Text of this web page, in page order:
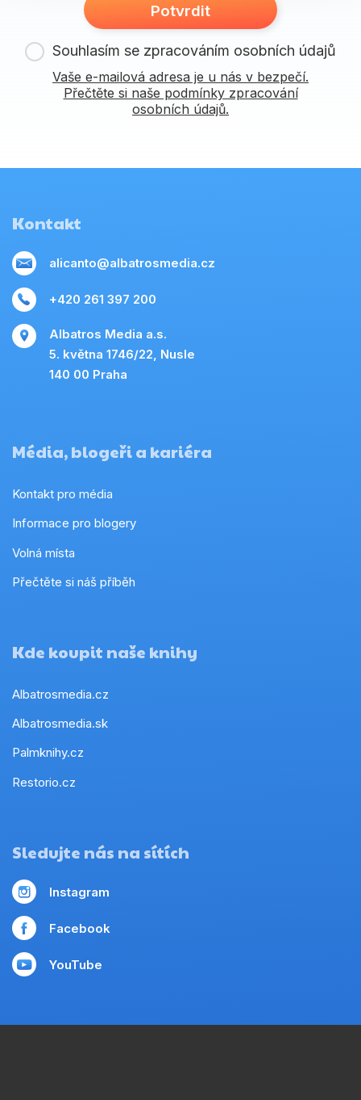
Potvrdit
Souhlasím se zpracováním osobních údajů
Vaše e-mailová adresa je u nás v bezpečí.
Přečtěte si naše podmínky zpracování
osobních údajů.
Kontakt
alicanto@albatrosmedia.cz
+420 261 397 200
Albatros Media a.s.
5. května 1746/22, Nusle
140 00 Praha
Média, blogeři a kariéra
Kontakt pro média
Informace pro blogery
Volná místa
Přečtěte si náš příběh
Kde koupit naše knihy
Albatrosmedia.cz
Albatrosmedia.sk
Palmknihy.cz
Restorio.cz
Sledujte nás na sítích
Instagram
Facebook
YouTube